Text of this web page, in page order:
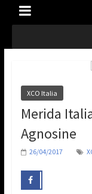
XCO Italia
Merida
Agnosine
26/04/2017